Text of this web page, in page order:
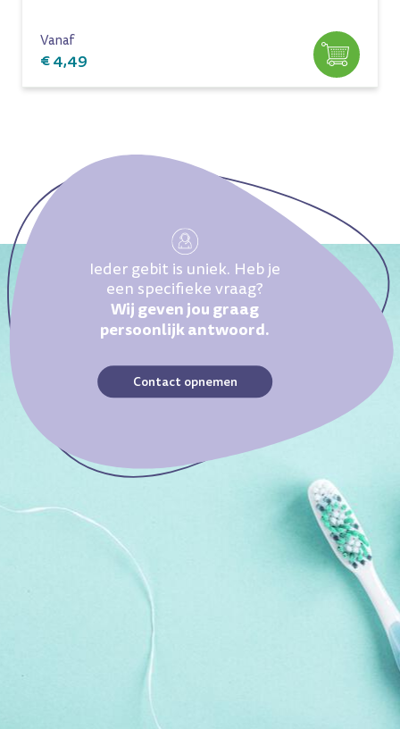
Vanaf
€ 4,49
Ieder gebit is uniek. Heb je
een specifieke vraag?
Wij geven jou graag
persoonlijk antwoord.
Contact opnemen